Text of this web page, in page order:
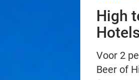
High
Voor 2
Beer of